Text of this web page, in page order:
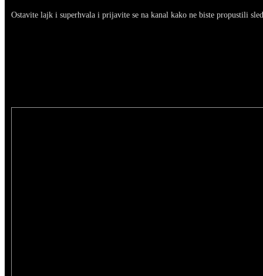
Ostavite lajk i superhvala i prijavite se na kanal kako ne biste propustili